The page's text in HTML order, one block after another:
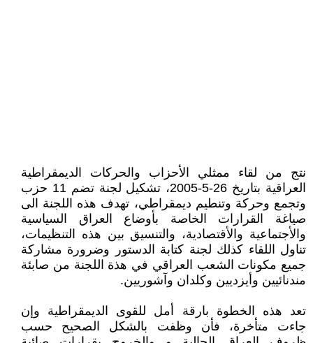
نتج من لقاء ممثلي الأحزاب والحركات الديمقراطية
العراقية بتاريخ 26-5-2005، تشكيل لجنة تضم 11 حزب
وتجمع وحركة وتنطيم ديمقراطي، تهدف هذه اللجنة الى
صياغة القرارات الخاصة بأوضاع العراق السياسية
والأجتماعية والأقتصادية، والتنسيق بين هذه التنظيمات،
تناول اللقاء كذلك لجنة كتابة الدستور وضرورة مشاركة
جميع مكونات الشعب العراقي في هذة اللجنة من صابئة
مندنائيين وأيزديين وكلدان وآشوريين.
تعد هذه الخطوة بارقة أمل للقوى الديمقراطية وإن
جاءت متأخرة، فأن وظفت بالشكل الصحيح حسب